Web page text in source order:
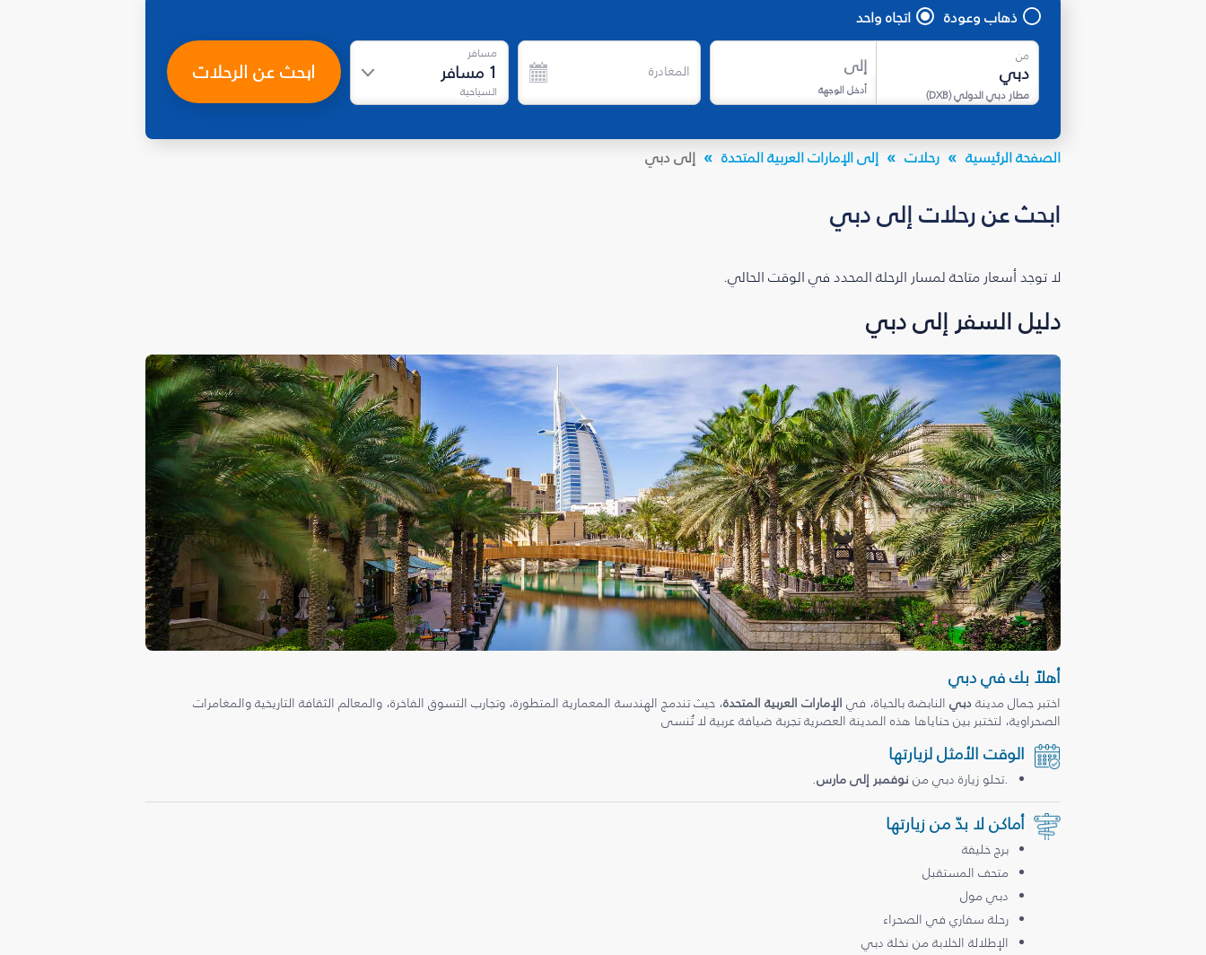
ذهاب وعودة اتجاه واحد
من
مطار دبي الدولي(
DXB
)
إلى
أدخل الوجهة
المغادرة
مسافر
1 مسافر
السياحية
ابحث عن الرحلات
الصفحة الرئيسية رحلات إلى الإمارات العربية المتحدة إلى دبي
ابحث عن رحلات إلى دبي
لا توجد أسعار متاحة لمسار الرحلة المحدد في الوقت الحالي.
دليل السفر إلى دبي
أهلاً بك في دبي
اختبر جمال مدينةدبي النابضة بالحياة، في الإمارات العربية المتحدة، حيث تندمج الهندسة المعمارية المتطورة، وتجارب التسوق الفاخرة، والمعالم الثقافة التاريخية والمغامرات
الصحراوية، لتختبر بين حناياها هذه المدينة العصرية تجربة ضيافة عربية لا تُنسى
الوقت الأمثل لزيارتها
.تحلو زيارة دبي من نوفمبر إلى مارس.
أماكن لا بدّ من زيارتها
برج خليفة
متحف المستقبل
دبي مول
رحلة سفاري في الصحراء
الإطلالة الخلابة من نخلة دبي